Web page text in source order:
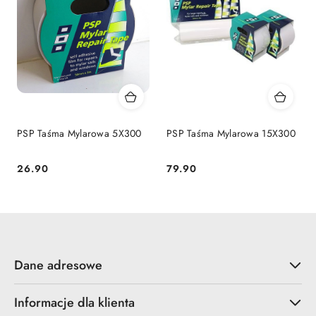
PSP Taśma Mylarowa 5X300
Cena:
26.90
PSP Taśma Mylarowa 15X300
Cena:
79.90
Dane adresowe
Informacje dla klienta